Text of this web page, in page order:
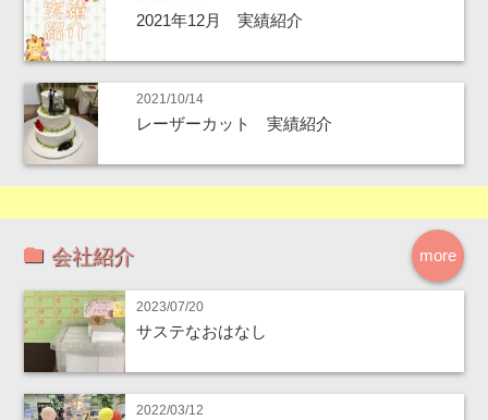
2021年12月 実績紹介
2021/10/14
レーザーカット 実績紹介
more
会社紹介
2023/07/20
サステなおはなし
2022/03/12